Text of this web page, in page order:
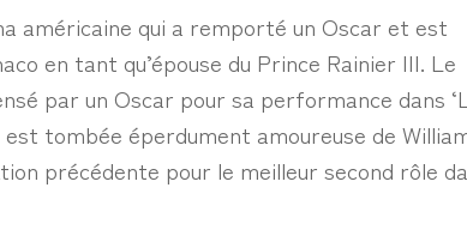
américaine qui a remporté un Oscar et est
en tant qu’épouse du Prince Rainier III. Le
par un Oscar pour sa performance dans
tombée éperdument amoureuse de
précédente pour le meilleur second rôle